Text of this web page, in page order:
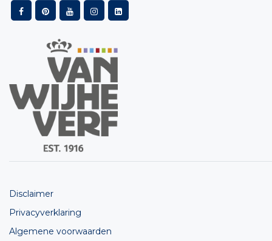
Disclaimer
Privacyverklaring
Algemene voorwaarden